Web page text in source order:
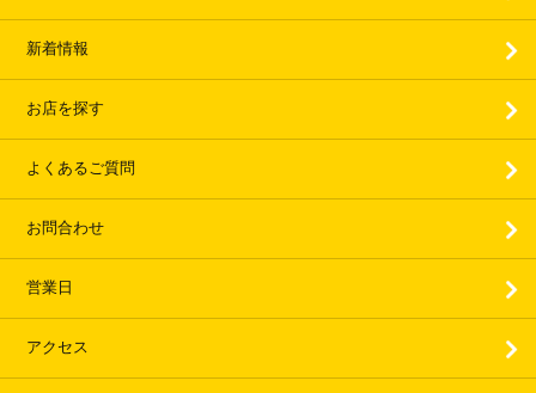
新着情報
お店を探す
よくあるご質問
お問合わせ
営業日
アクセス